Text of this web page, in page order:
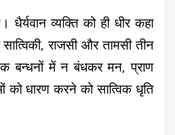
व्यक्ति को ही धीर कहा
राजसी और तामसी तीन
बन्धनों में न बंधकर मन, प्राण
को धारण करने को सात्विक धृति